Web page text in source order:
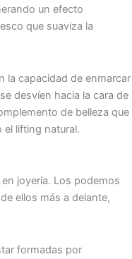
un efecto
que suaviza la
la capacidad de enmarcar
desvíen hacia la cara de
de belleza que
lifting natural.
joyería. Los podemos
ellos más a delante,
formadas por